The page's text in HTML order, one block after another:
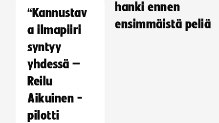
“Kannustav
a ilmapiiri
syntyy
yhdessä –
Reilu
Aikuinen -
pilotti
hanki ennen
ensimmäistä peliä